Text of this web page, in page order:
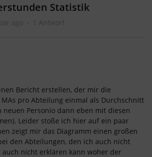
Statistik
ago 1 Antwort
Bericht erstellen, der mir die
pro Abteilung einmal als Durchschnitt
Personio dann eben mit diesen
Leider stoße ich hier auf ein paar
zeigt mir das Diagramm einen großen
den Abteilungen, den ich auch nicht
nicht erklären kann woher der